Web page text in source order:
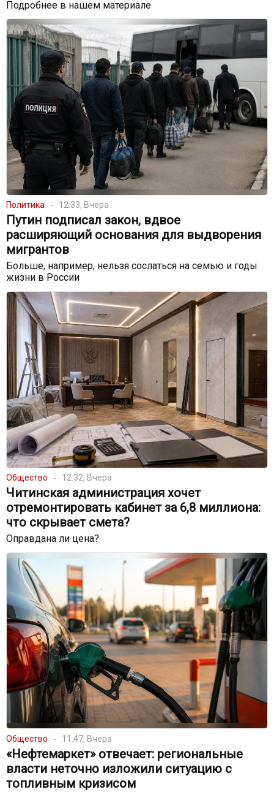
Подробнее в нашем материале
Политика 12:33, Вчера
Путин подписал закон, вдвое
расширяющий основания для выдворения
мигрантов
Больше, например, нельзя сослаться на семью и годы
жизни в России
Общество 12:32, Вчера
Читинская администрация хочет
отремонтировать кабинет за 6,8 миллиона:
что скрывает смета?
Оправдана ли цена?
Общество 11:47, Вчера
«Нефтемаркет» отвечает: региональные
власти неточно изложили ситуацию с
топливным кризисом